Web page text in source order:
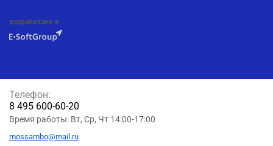
разработано в
Телефон:
8 495 600-60-20
Время работы: Вт, Ср, Чт 14:00-17:00
mossambo@mail.ru